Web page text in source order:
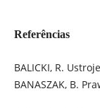
Referências
BALICKI, R.
BANASZAK, B.